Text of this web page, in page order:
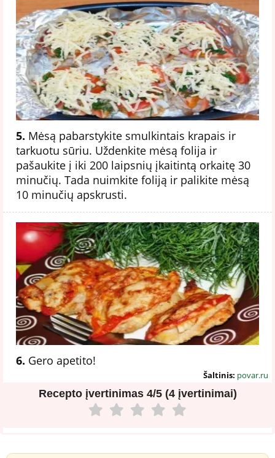
5. Mėsą pabarstykite smulkintais krapais ir
tarkuotu sūriu. Uždenkite mėsą folija ir
pašaukite į iki 200 laipsnių įkaitintą orkaitę 30
minučių. Tada nuimkite foliją ir palikite mėsą
10 minučių apskrusti.
6. Gero apetito!
Šaltinis: povar.ru
Recepto įvertinimas 4/5 (4 įvertinimai)